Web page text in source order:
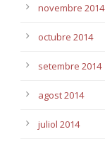
novembre 2014
octubre 2014
setembre 2014
agost 2014
juliol 2014